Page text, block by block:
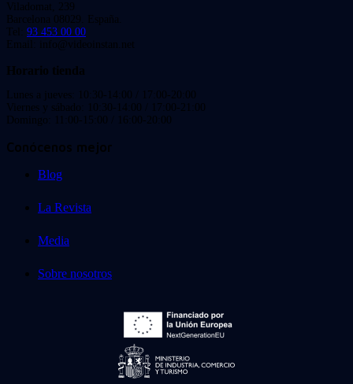
Viladomat, 239
Barcelona 08029. España.
Tel: 93 453 00 00
Email: info@videoinstan.net
Horario tienda
Lunes a jueves: 10:30-14:00 / 17:00-20:00
Viernes y sábado: 10:30-14:00 / 17:00-21:00
Domingo: 11:00-15:00 / 16:00-20:00
Conócenos mejor
Blog
La Revista
Media
Sobre nosotros